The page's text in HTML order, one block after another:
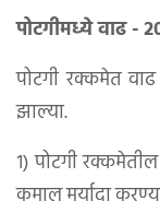
पोटगीमध्ये वाढ -
पोटगी रक्कमेत
झाल्या.
१) पोटगी
कमाल मर्यादा